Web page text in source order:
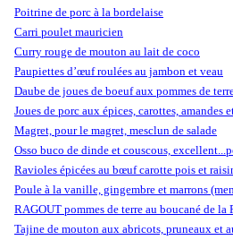
Poitrine de porc à la bordelaise
Carri poulet mauricien
Curry rouge de mouton au lait de coco
Paupiettes d’œuf roulées au jambon et veau
Daube de joues de boeuf aux pommes de
Joues de porc aux épices, carottes, amandes
Magret, pour le magret, mesclun de salade
Osso buco de dinde et couscous,
Ravioles épicées au bœuf carotte pois et
Poule à la vanille, gingembre et marrons
RAGOUT pommes de terre au boucané de la
Tajine de mouton aux abricots, pruneaux et